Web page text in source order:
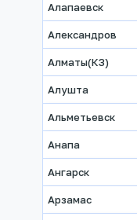
Алапаевск
Александров
Алматы(КЗ)
Алушта
Альметьевск
Анапа
Ангарск
Арзамас